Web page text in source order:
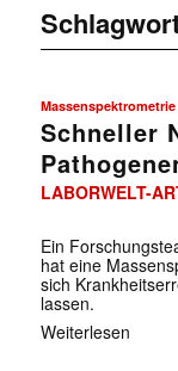
Massenspektrometrie
Schneller
LABORWELT-
Ein
hat eine
sich
lassen.
Weiterlesen